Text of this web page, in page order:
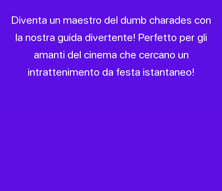
Diventa un maestro del dumb charades con
la nostra guida divertente! Perfetto per gli
amanti del cinema che cercano un
intrattenimento da festa istantaneo!